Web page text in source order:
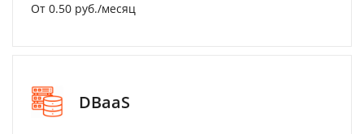
От 0.50 руб./месяц
DBaaS